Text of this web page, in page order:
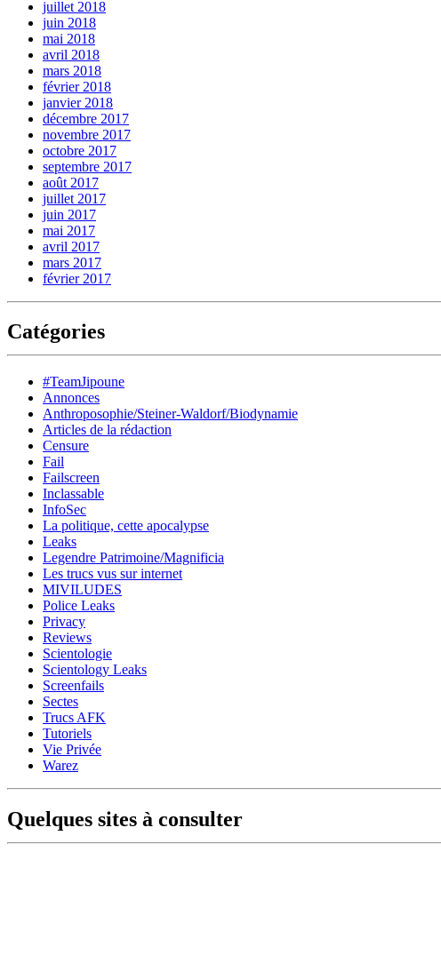
juillet 2018
juin 2018
mai 2018
avril 2018
mars 2018
février 2018
janvier 2018
décembre 2017
novembre 2017
octobre 2017
septembre 2017
août 2017
juillet 2017
juin 2017
mai 2017
avril 2017
mars 2017
février 2017
Catégories
#TeamJipoune
Annonces
Anthroposophie/Steiner-Waldorf/Biodynamie
Articles de la rédaction
Censure
Fail
Failscreen
Inclassable
InfoSec
La politique, cette apocalypse
Leaks
Legendre Patrimoine/Magnificia
Les trucs vus sur internet
MIVILUDES
Police Leaks
Privacy
Reviews
Scientologie
Scientology Leaks
Screenfails
Sectes
Trucs AFK
Tutoriels
Vie Privée
Warez
Quelques sites à consulter